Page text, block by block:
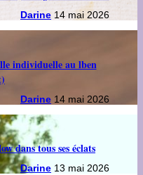
Darine 14 mai 2026
individuelle au lben
Darine 14 mai 2026
dans tous ses éclats
Darine 13 mai 2026